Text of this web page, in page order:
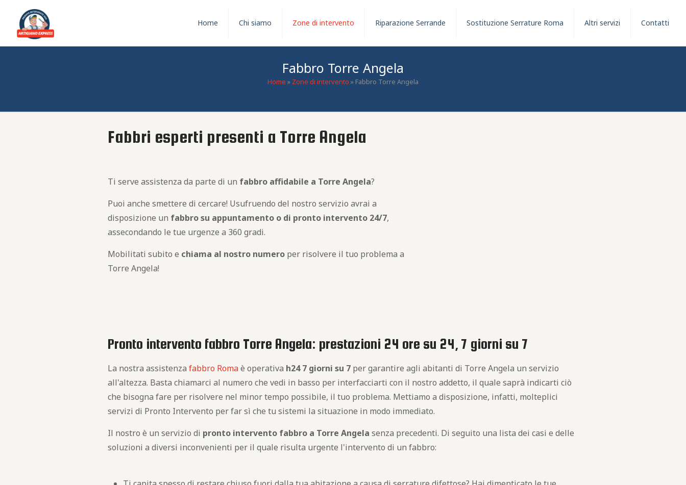
Home Chi siamo Zone di intervento Riparazione Serrande Sostituzione Serrature Roma Altri servizi Contatti
Fabbro Torre Angela
Home » Zone di intervento » Fabbro Torre Angela
Fabbri esperti presenti a Torre Angela
Ti serve assistenza da parte di un fabbro affidabile a Torre Angela?
Puoi anche smettere di cercare! Usufruendo del nostro servizio avrai a
disposizione un fabbrosu appuntamento o di pronto intervento 24/7,
assecondando le tue urgenze a 360 gradi.
Mobilitati subito e chiama al nostro numero per risolvere il tuo problema a
Torre Angela!
Pronto intervento fabbro Torre Angela: prestazioni 24 ore su 24, 7 giorni su 7
La nostra assistenzafabbro Romaè operativa h24 7 giorni su 7 per garantire agli abitanti di Torre Angela un servizio
all'altezza. Basta chiamarci al numero che vedi in basso per interfacciarti con il nostro addetto, il quale saprà indicarti ciò
che bisogna fare per risolvere nel minor tempo possibile, il tuo problema. Mettiamo a disposizione, infatti, molteplici
servizi di Pronto Intervento per far sì che tu sistemi la situazione in modo immediato.
Il nostro è un servizio di pronto intervento fabbro a Torre Angela senza precedenti. Di seguito una lista dei casi e delle
soluzioni a diversi inconvenienti per il quale risulta urgente l'intervento di un fabbro: